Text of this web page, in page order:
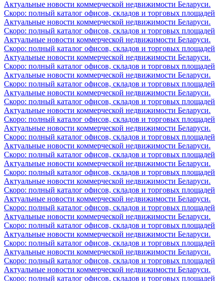
Актуальные новости коммерческой недвижимости Беларуси.
Скоро: полный каталог офисов, складов и торговых площадей
Актуальные новости коммерческой недвижимости Беларуси.
Скоро: полный каталог офисов, складов и торговых площадей
Актуальные новости коммерческой недвижимости Беларуси.
Скоро: полный каталог офисов, складов и торговых площадей
Актуальные новости коммерческой недвижимости Беларуси.
Скоро: полный каталог офисов, складов и торговых площадей
Актуальные новости коммерческой недвижимости Беларуси.
Скоро: полный каталог офисов, складов и торговых площадей
Актуальные новости коммерческой недвижимости Беларуси.
Скоро: полный каталог офисов, складов и торговых площадей
Актуальные новости коммерческой недвижимости Беларуси.
Скоро: полный каталог офисов, складов и торговых площадей
Актуальные новости коммерческой недвижимости Беларуси.
Скоро: полный каталог офисов, складов и торговых площадей
Актуальные новости коммерческой недвижимости Беларуси.
Скоро: полный каталог офисов, складов и торговых площадей
Актуальные новости коммерческой недвижимости Беларуси.
Скоро: полный каталог офисов, складов и торговых площадей
Актуальные новости коммерческой недвижимости Беларуси.
Скоро: полный каталог офисов, складов и торговых площадей
Актуальные новости коммерческой недвижимости Беларуси.
Скоро: полный каталог офисов, складов и торговых площадей
Актуальные новости коммерческой недвижимости Беларуси.
Скоро: полный каталог офисов, складов и торговых площадей
Актуальные новости коммерческой недвижимости Беларуси.
Скоро: полный каталог офисов, складов и торговых площадей
Актуальные новости коммерческой недвижимости Беларуси.
Скоро: полный каталог офисов, складов и торговых площадей
Актуальные новости коммерческой недвижимости Беларуси.
Скоро: полный каталог офисов, складов и торговых площадей